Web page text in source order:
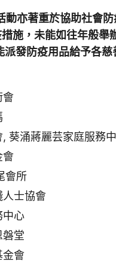
動亦著重於協助社會
施，未能如往年般舉
派發防疫用品給予各
會
葵涌蔣麗芸家庭服務
會
會所
士協會
中心
磐堂
金會